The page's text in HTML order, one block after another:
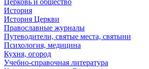
Церковь и общество
История
История Церкви
Православные журналы
Путеводители, святые места, святыни
Психология, медицина
Кухня, огород
Учебно-справочная литература